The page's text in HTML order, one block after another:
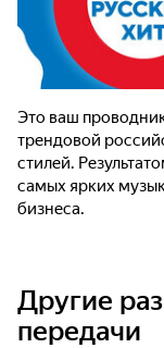
Это ваш
трендовой
стилей.
самых ярких
бизнеса.
Другие
передачи